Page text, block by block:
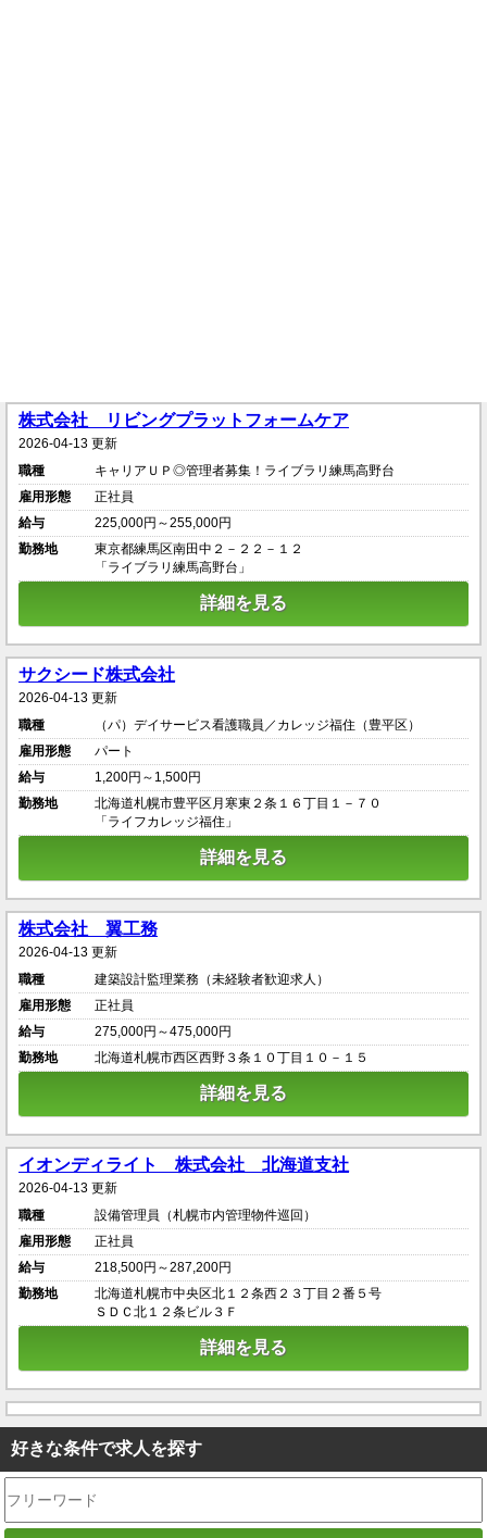
株式会社 リビングプラットフォームケア
2026-04-13 更新
職種
キャリアＵＰ◎管理者募集！ライブラリ練馬高野台
雇用形態
正社員
給与
225,000円～255,000円
勤務地
東京都練馬区南田中２－２２－１２
「ライブラリ練馬高野台」
詳細を見る
サクシード株式会社
2026-04-13 更新
職種
（パ）デイサービス看護職員／カレッジ福住（豊平区）
雇用形態
パート
給与
1,200円～1,500円
勤務地
北海道札幌市豊平区月寒東２条１６丁目１－７０
「ライフカレッジ福住」
詳細を見る
株式会社 翼工務
2026-04-13 更新
職種
建築設計監理業務（未経験者歓迎求人）
雇用形態
正社員
給与
275,000円～475,000円
勤務地
北海道札幌市西区西野３条１０丁目１０－１５
詳細を見る
イオンディライト 株式会社 北海道支社
2026-04-13 更新
職種
設備管理員（札幌市内管理物件巡回）
雇用形態
正社員
給与
218,500円～287,200円
勤務地
北海道札幌市中央区北１２条西２３丁目２番５号
ＳＤＣ北１２条ビル３Ｆ
詳細を見る
好きな条件で求人を探す